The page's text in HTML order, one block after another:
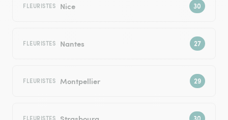
FLEURISTES Nice
FLEURISTES Nantes
FLEURISTES Montpellier
FLEURISTES